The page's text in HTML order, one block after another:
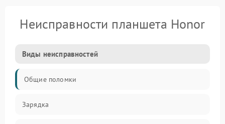
Неисправности планшета Honor
Виды неисправностей
Общие поломки
Зарядка